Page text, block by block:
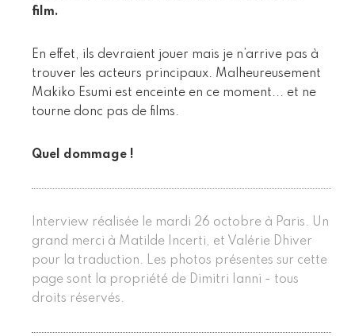
film.
En effet, ils devraient jouer mais je n’arrive pas à
trouver les acteurs principaux. Malheureusement
Makiko Esumi est enceinte en ce moment... et ne
tourne donc pas de films.
Quel dommage !
Interview réalisée le mardi 26 octobre à Paris. Un
grand merci à Matilde Incerti, et Valérie Dhiver
pour la traduction. Les photos présentes sur cette
page sont la propriété de Dimitri Ianni - tous
droits réservés.